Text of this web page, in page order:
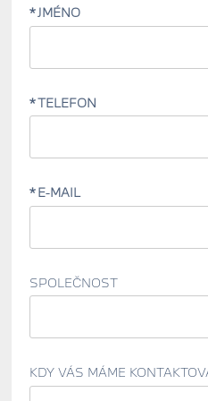
JMÉNO
TELEFON
E-MAIL
SPOLEČNOST
KDY VÁS MÁME